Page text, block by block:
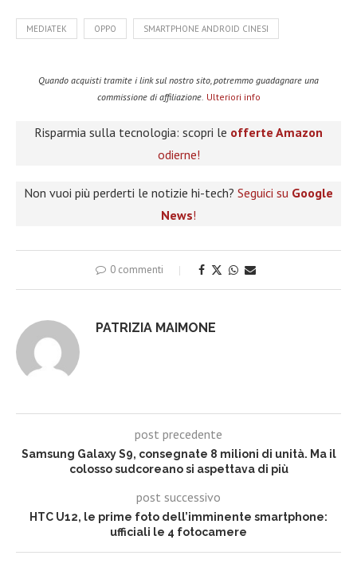
MEDIATEK OPPO SMARTPHONE ANDROID CINESI
Quando acquisti tramite i link sul nostro sito, potremmo guadagnare una
commissione di affiliazione. Ulteriori info
Risparmia sulla tecnologia: scopri le offerte Amazon
odierne!
Non vuoi più perderti le notizie hi-tech? Seguici su Google
News!
0 commenti
PATRIZIA MAIMONE
post precedente
Samsung Galaxy S9, consegnate 8 milioni di unità. Ma il
colosso sudcoreano si aspettava di più
post successivo
HTC U12, le prime foto dell’imminente smartphone:
ufficiali le 4 fotocamere